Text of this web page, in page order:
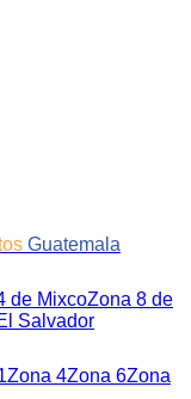
Guatemala
de MixcoZona 8 de
Salvador
Zona 4Zona 6Zona